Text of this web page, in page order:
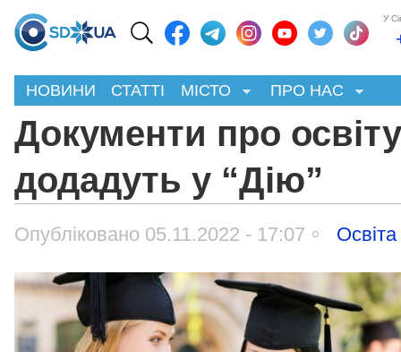
У
НОВИНИ СТАТТІ МІСТО ПРО НАС
Документи про освіту
додадуть у “Дію”
Опубліковано 05.11.2022 - 17:07 Освіта